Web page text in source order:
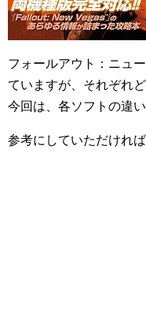
フォールアウト：ニュ
ていますが、それぞれ
今回は、各ソフトの違
参考にしていただければ